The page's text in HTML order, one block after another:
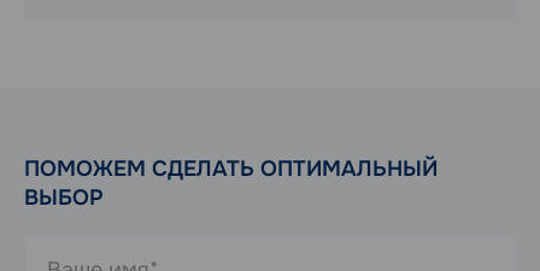
ПОМОЖЕМ СДЕЛАТЬ ОПТИМАЛЬНЫЙ
ВЫБОР